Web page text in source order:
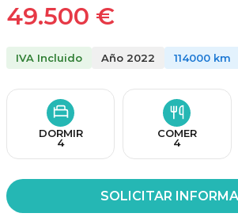
49.500 €
IVA Incluido Año 2022 114000 km
DORMIR
4
COMER
4
SOLICITAR